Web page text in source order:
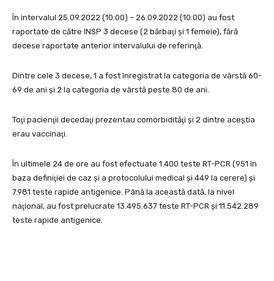
În intervalul 25.09.2022 (10:00) – 26.09.2022 (10:00) au fost
raportate de către INSP 3 decese (2 bărbaţi şi 1 femeie), fără
decese raportate anterior intervalului de referinţă.
Dintre cele 3 decese, 1 a fost înregistrat la categoria de vârstă 60-
69 de ani şi 2 la categoria de vârstă peste 80 de ani.
Toţi pacienţii decedaţi prezentau comorbidităţi şi 2 dintre aceştia
erau vaccinaţi.
În ultimele 24 de ore au fost efectuate 1.400 teste RT-PCR (951 în
baza definiţiei de caz şi a protocolului medical şi 449 la cerere) şi
7.981 teste rapide antigenice. Până la această dată, la nivel
naţional, au fost prelucrate 13.495.637 teste RT-PCR şi 11.542.289
teste rapide antigenice.